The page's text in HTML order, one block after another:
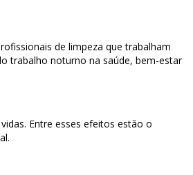
de limpeza que trabalham
trabalho noturno na saúde, bem-estar
Entre esses efeitos estão o